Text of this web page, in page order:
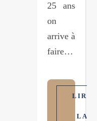
25 ans
on
arrive à
faire…
LIRE
LA